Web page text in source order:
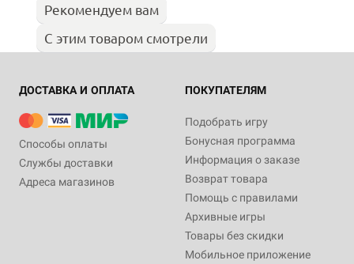
Рекомендуем вам
С этим товаром смотрели
ДОСТАВКА И ОПЛАТА
Способы оплаты
Службы доставки
Адреса магазинов
ПОКУПАТЕЛЯМ
Подобрать игру
Бонусная программа
Информация о заказе
Возврат товара
Помощь с правилами
Архивные игры
Товары без скидки
Мобильное приложение